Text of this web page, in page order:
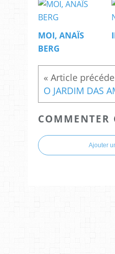
MOI, ANAÏS
BERG
COMMENTER
Ajouter